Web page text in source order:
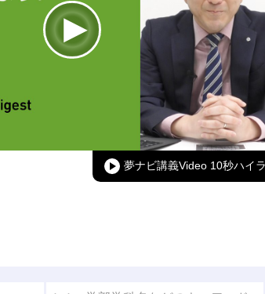
in-
夢ナビ講義Video 10秒ハイ